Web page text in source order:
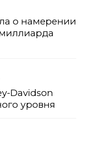
о намерении
Davidson
уровня